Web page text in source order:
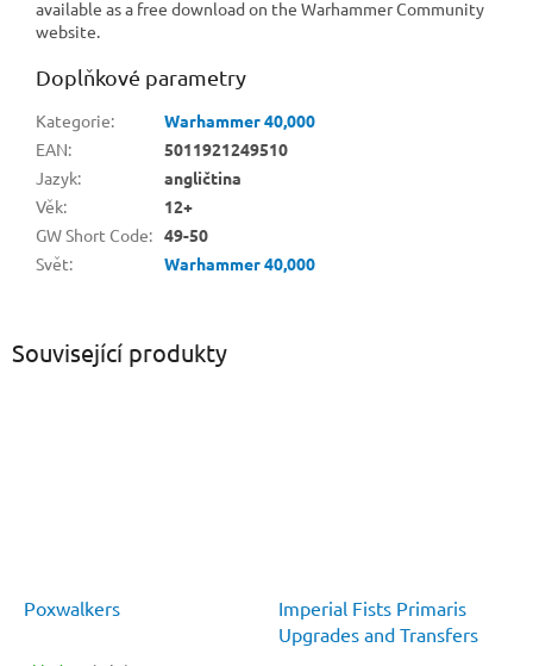
Související produkty
Poxwalkers
Imperial Fists Primaris
Upgrades and Transfers
available as a free download on the Warhammer Community
website.
Doplňkové parametry
Kategorie:
Warhammer 40,000
EAN:
5011921249510
Jazyk:
angličtina
Věk:
12+
GW Short Code: 49-50
Svět: Warhammer 40,000